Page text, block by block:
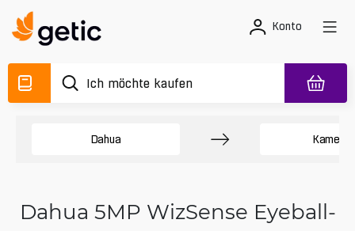
Konto
Dahua Kameras
Dahua 5MP WizSense Eyeball-